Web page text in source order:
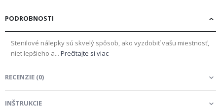
PODROBNOSTI
Stenilové nálepky sú skvelý spôsob, ako vyzdobiť vašu miestnosť,
niet lepšieho a... Prečítajte si viac
RECENZIE (0)
INŠTRUKCIE